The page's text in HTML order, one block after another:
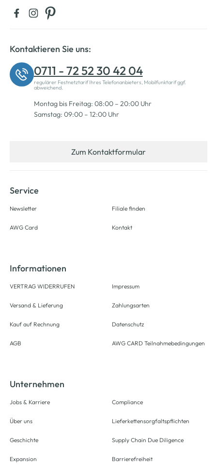
Kontaktieren Sie uns:
0711 - 72 52 30 42 04
regulärer Festnetztarif Ihres Telefonanbieters, Mobilfunktarif ggf.
abweichend.
Montag bis Freitag: 08:00 – 20:00 Uhr
Samstag: 09:00 – 12:00 Uhr
Zum Kontaktformular
Service
Newsletter
AWG Card
Filiale finden
Kontakt
Informationen
VERTRAG WIDERRUFEN
Versand & Lieferung
Kauf auf Rechnung
AGB
Impressum
Zahlungsarten
Datenschutz
AWG CARD Teilnahmebedingungen
Unternehmen
Jobs & Karriere
Über uns
Geschichte
Expansion
Compliance
Lieferkettensorgfaltspflichten
Supply Chain Due Diligence
Barrierefreiheit